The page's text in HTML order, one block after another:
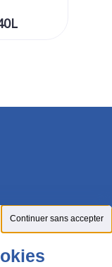
déchets.
Continuer sans accepter